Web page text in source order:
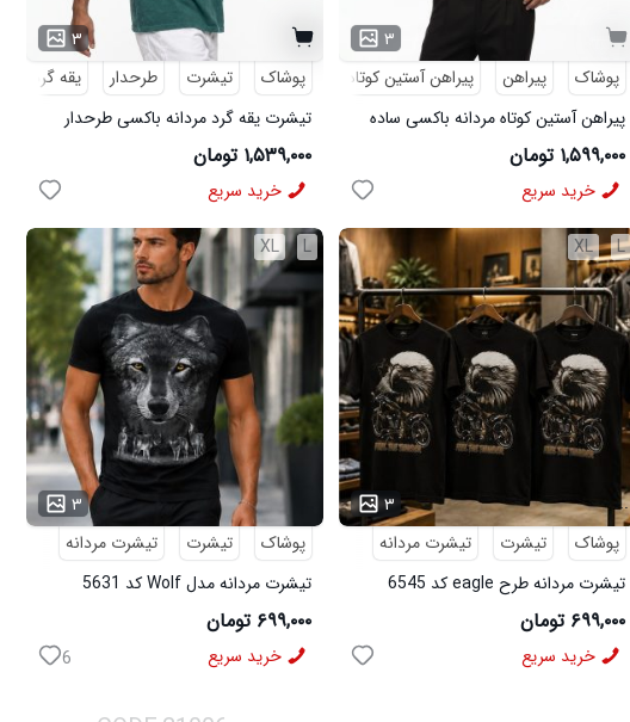
۳
پوشاک
پیراهن
پیراهن آستین کوتاه
پیراهن آستین کوتاه مردانه باکسی ساده
لینن کرم مدل 50943
۱,۵۹۹,۰۰۰ تومان
خرید سریع
۳
پوشاک
تیشرت طرحدار
یقه گرد
تیشرت یقه گرد مردانه باکسی طرحدار
مچینست سبز Balenciaga مدل 50944
۱,۵۳۹,۰۰۰ تومان
خرید سریع
L
XL
۳
...
پوشاک
تیشرت
تیشرت مردانه
تیشرت مردانه طرح eagle کد 6545
۶۹۹,۰۰۰ تومان
خرید سریع
L
XL
۳
پوشاک
تیشرت
تیشرت مردانه
تیشرت مردانه مدل Wolf کد 5631
۶۹۹,۰۰۰ تومان
خرید سریع 6